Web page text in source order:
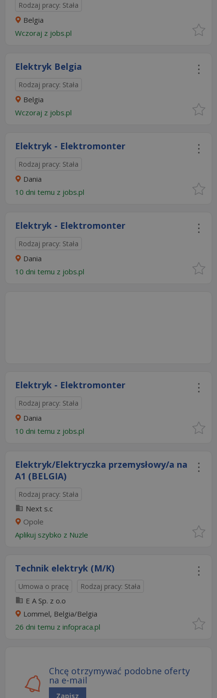
Rodzaj pracy: Stała
Belgia
Wczoraj z jobs.pl
Elektryk Belgia
Rodzaj pracy: Stała
Belgia
Wczoraj z jobs.pl
Elektryk - Elektromonter
Rodzaj pracy: Stała
Dania
10 dni temu z jobs.pl
Elektryk - Elektromonter
Rodzaj pracy: Stała
Dania
10 dni temu z jobs.pl
Elektryk - Elektromonter
Rodzaj pracy: Stała
Dania
10 dni temu z jobs.pl
Elektryk/Elektryczka przemysłowy/a na
A1 (BELGIA)
Rodzaj pracy: Stała
Next s.c
Opole
Aplikuj szybko z Nuzle
Technik elektryk (M/K)
Umowa o pracę Rodzaj pracy: Stała
E A Sp. z o.o
Lommel, Belgia/Belgia
26 dni temu z infopraca.pl
Chcę otrzymywać podobne oferty
na e-mail
Zapisz